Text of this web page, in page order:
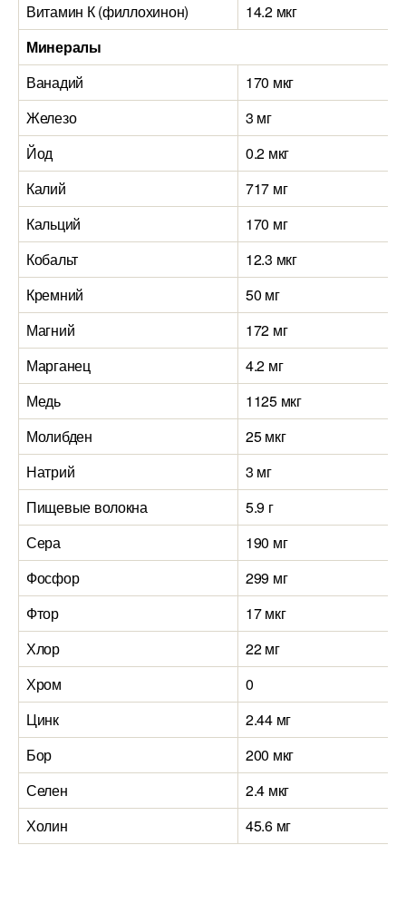
Витамин К (филлохинон)
14.2 мкг
Минералы
Ванадий
170 мкг
Железо
3 мг
Йод
0.2 мкг
Калий
717 мг
Кальций
170 мг
Кобальт
12.3 мкг
Кремний
50 мг
Магний
172 мг
Марганец
4.2 мг
Медь
1125 мкг
Молибден
25 мкг
Натрий
3 мг
Пищевые волокна
5.9 г
Сера
190 мг
Фосфор
299 мг
Фтор
17 мкг
Хлор
22 мг
Хром
0
Цинк
2.44 мг
Бор
200 мкг
Селен
2.4 мкг
Холин
45.6 мг